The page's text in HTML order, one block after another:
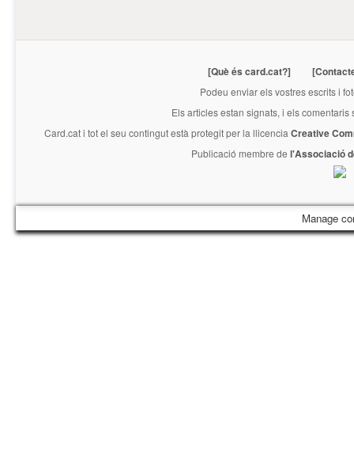
[Què és card.cat?]
Podeu enviar els vostres escrits i
Els articles estan signats, i els
Card.cati tot el seu contingut està protegit per la llicencia Creative
Publicació membre de l'Associació
Manage